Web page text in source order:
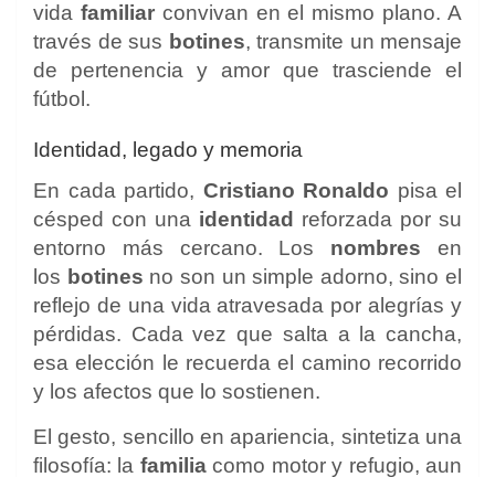
vida familiarconvivan en el mismo plano. A
través de sus botines, transmite un mensaje
de pertenencia y amor que trasciende el
fútbol.
Identidad, legado y memoria
En cada partido, Cristiano Ronaldo pisa el
césped con una identidad reforzada por su
entorno más cercano. Los nombres en
los botines no son un simple adorno, sino el
reflejo de una vida atravesada por alegrías y
pérdidas. Cada vez que salta a la cancha,
esa elección le recuerda el camino recorrido
y los afectos que lo sostienen.
El gesto, sencillo en apariencia, sintetiza una
filosofía: la familiacomo motor y refugio, aun